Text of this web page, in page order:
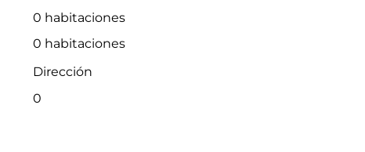
0 habitaciones
0 habitaciones
Dirección
0